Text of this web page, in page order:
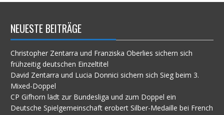
NEUESTE BEITRÄGE
Christopher Zentarra und Franziska Oberlies sichern sich
frühzeitig deutschen Einzeltitel
David Zentarra und Lucia Donnici sichern sich Sieg beim 3.
Mixed-Doppel
CP Gifhorn lädt zur Bundesliga und zum Doppel ein
Deutsche Spielgemeinschaft erobert Silber-Medaille bei French